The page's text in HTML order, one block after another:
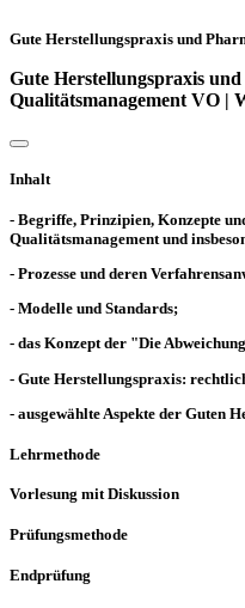
Gute Herstellungspraxis und
Gute Herstellungspraxis und
Qualitätsmanagement VO |
Inhalt
- Begriffe, Prinzipien, Konzepte
Qualitätsmanagement und
- Prozesse und deren
- Modelle und Standards;
- das Konzept der "Die
- Gute Herstellungspraxis:
- ausgewählte Aspekte der Guten
Lehrmethode
Vorlesung mit Diskussion
Prüfungsmethode
Endprüfung